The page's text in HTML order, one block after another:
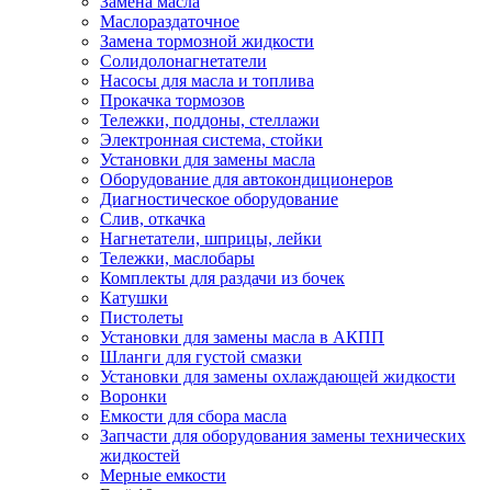
Маслораздаточное
Замена тормозной жидкости
Солидолонагнетатели
Насосы для масла и топлива
Прокачка тормозов
Тележки, поддоны, стеллажи
Электронная система, стойки
Установки для замены масла
Оборудование для автокондиционеров
Диагностическое оборудование
Слив, откачка
Нагнетатели, шприцы, лейки
Тележки, маслобары
Комплекты для раздачи из бочек
Катушки
Пистолеты
Установки для замены масла в АКПП
Шланги для густой смазки
Установки для замены охлаждающей жидкости
Воронки
Емкости для сбора масла
Запчасти для оборудования замены технических
жидкостей
Мерные емкости